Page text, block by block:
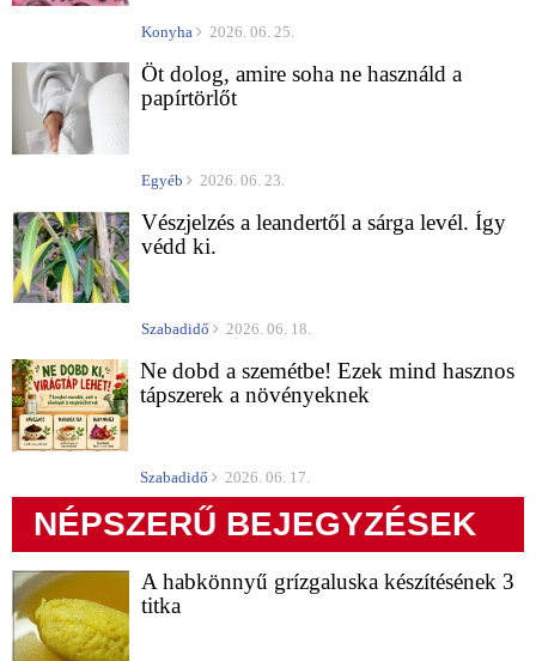
Konyha 2026. 06. 25.
Öt dolog, amire soha ne használd a
papírtörlőt
Egyéb 2026. 06. 23.
Vészjelzés a leandertől a sárga levél. Így
védd ki.
Szabadidő 2026. 06. 18.
Ne dobd a szemétbe! Ezek mind hasznos
tápszerek a növényeknek
Szabadidő 2026. 06. 17.
NÉPSZERŰ BEJEGYZÉSEK
A habkönnyű grízgaluska készítésének 3
titka